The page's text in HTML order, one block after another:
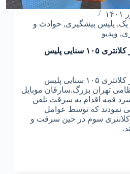
یک, پلیس پیشگیری, حوادث و
, ویدیو
دستگیری سارق زورگیر کلانتری ۱۰۵ سنایی پلیس
دستگیری سارق زورگیر کلانتری ۱۰۵ سنایی پلیس
تهران بزرگ.سارقان موبایل
قمه اقدام به سرقت تلفن
نمودند که توسط عوامل
سنایی سرکلانتری سوم در حین سرقت و